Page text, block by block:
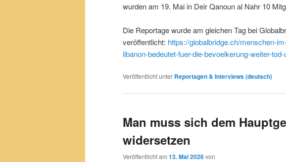
wurden am 19. Mai in Deir Qanoun al Nahr 10
Die Reportage wurde am gleichen Tag bei
veröffentlicht: https://globalbridge.ch/menschen-
libanon-bedeutet-fuer-die-bevoelkerung-weiter-
Veröffentlicht unter Reportagen & Interviews (deutsch)
Man muss sich dem
widersetzen
Veröffentlicht am 13. Mai 2026von